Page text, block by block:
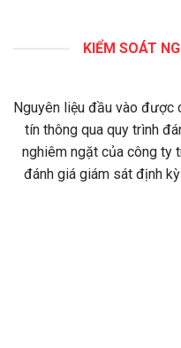
KIỂM SOÁT
Nguyên liệu đầu vào được
tín thông qua quy trình
nghiêm ngặt của công ty
đánh giá giám sát định